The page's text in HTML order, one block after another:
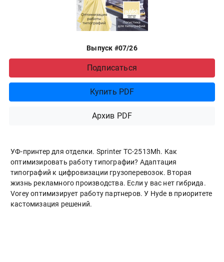
Выпуск #07/26
Подписаться
Купить PDF
Архив PDF
УФ-принтер для отделки. Sprinter ТС-2513Mh. Как
оптимизировать работу типографии? Адаптация
типографий к цифровизации грузоперевозок. Вторая
жизнь рекламного производства. Если у вас нет гибрида.
Vorey оптимизирует работу партнеров. У Hyde в приоритете
кастомизация решений.